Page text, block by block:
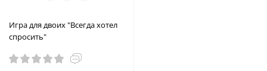
Игра для двоих "Всегда хотел
спросить"